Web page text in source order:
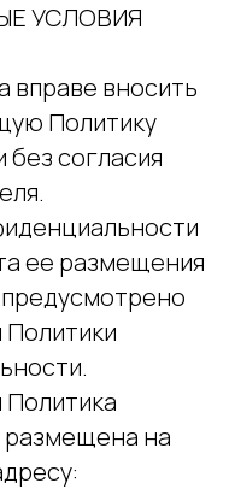
УСЛОВИЯ
вправе вносить
Политику
согласия
ее размещения
на